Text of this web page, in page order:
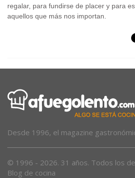
regalar, para fundirse de placer y para
aquellos que más nos importan.
Desde 1996, el magazine
© 1996 - 2026. 31 años. Todos los
Blog de cocina